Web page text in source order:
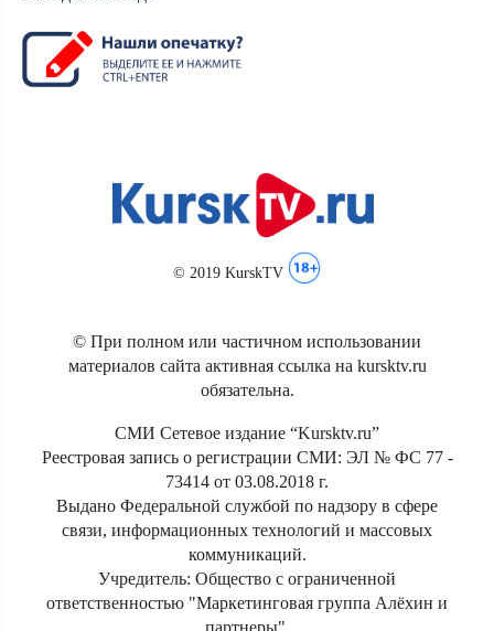
© 2019 KurskTV
© При полном или частичном использовании
материалов сайта активная ссылка на kursktv.ru
обязательна.
СМИ Сетевое издание “Kursktv.ru”
Реестровая запись о регистрации СМИ: ЭЛ № ФС 77 -
73414 от 03.08.2018 г.
Выдано Федеральной службой по надзору в сфере
связи, информационных технологий и массовых
коммуникаций.
Учредитель: Общество с ограниченной
ответственностью "Маркетинговая группа Алёхин и